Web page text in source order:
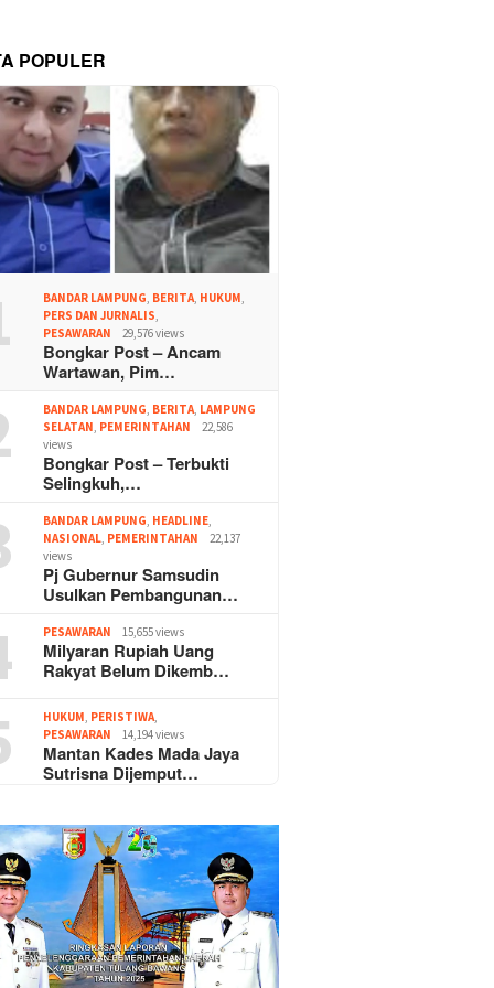
POPULER
BANDAR LAMPUNG BERITA HUKUM
PERS DAN JURNALIS
PESAWARAN
29,576 views
Bongkar Post – Ancam
Wartawan, Pim…
BANDAR LAMPUNG BERITA LAMPUNG
SELATAN PEMERINTAHAN
22,586
views
Bongkar Post – Terbukti
Selingkuh,…
BANDAR LAMPUNG HEADLINE
NASIONAL PEMERINTAHAN
22,137
views
Pj Gubernur Samsudin
Usulkan Pembangunan…
PESAWARAN 15,655 views
Milyaran Rupiah Uang
Rakyat Belum Dikemb…
HUKUM PERISTIWA
PESAWARAN
14,194 views
Mantan Kades Mada Jaya
Sutrisna Dijemput…